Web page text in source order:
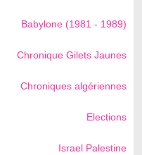
Babylone (1981 - 1989)
Chronique Gilets Jaunes
Chroniques algériennes
Elections
Israel Palestine